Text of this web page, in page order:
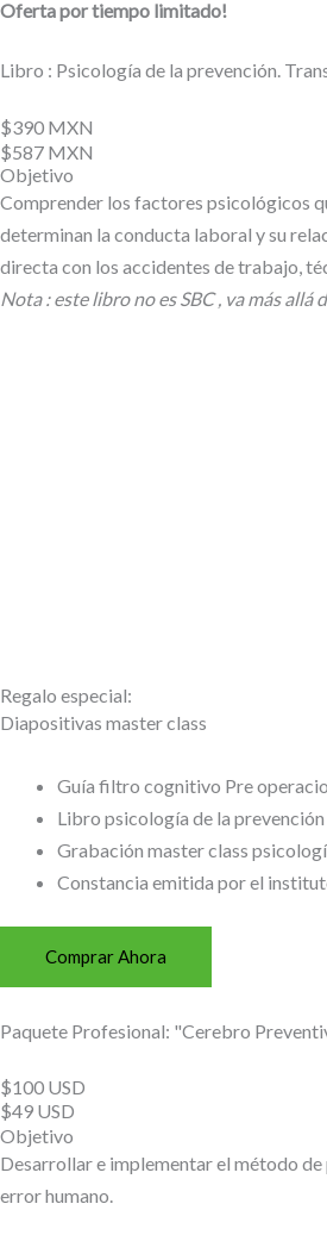
Oferta por tiempo limitado!
Libro : Psicología de la prevención.
$390 MXN
$587 MXN
Objetivo
Comprender los factores psicológicos
determinan la conducta laboral y su
directa con los accidentes de trabajo,
Nota : este libro no es SBC , va más
Regalo especial:
Diapositivas master class
Guía filtro cognitivo Pre
Libro psicología de la prevención
Grabación master class
Constancia emitida por el
Comprar Ahora
Paquete Profesional: "Cerebro
$100 USD
$49 USD
Objetivo
Desarrollar e implementar el método
error humano.